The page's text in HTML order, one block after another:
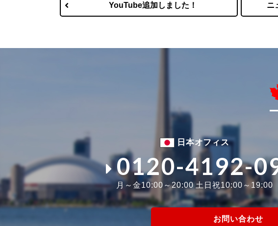
YouTube追加しました！ ニ
日本オフィス
0120-4192-
月～金10:00～20:00 土日祝10:00～19:00
お問い合わせ